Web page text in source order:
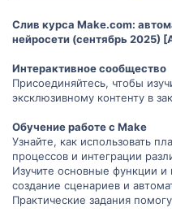
Слив курса Make.com:
нейросети (сентябрь 2025)
Интерактивное сообщество
Присоединяйтесь, чтобы
эксклюзивному контенту в
Обучение работе с Make
Узнайте, как использовать
процессов и интеграции
Изучите основные функции
создание сценариев и
Практические задания